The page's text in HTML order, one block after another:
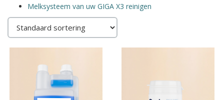
Melksysteem van uw GIGA X3 reinigen